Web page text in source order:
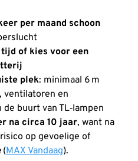
per maand schoon
of kies voor een
plek: minimaal 6 m
ventilatoren en
buurt van TL‑lampen
na circa 10 jaar, want na
op gevoelige of
(MAX Vandaag).